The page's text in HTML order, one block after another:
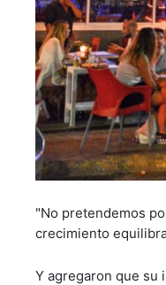
"No pretendemos
crecimiento
Y agregaron que su